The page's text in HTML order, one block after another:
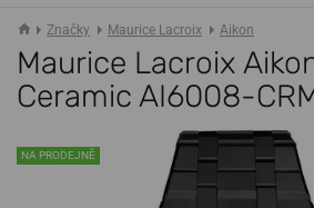
Značky Maurice Lacroix Aikon
Maurice Lacroix
Ceramic AI6008-
NA PRODEJNĚ